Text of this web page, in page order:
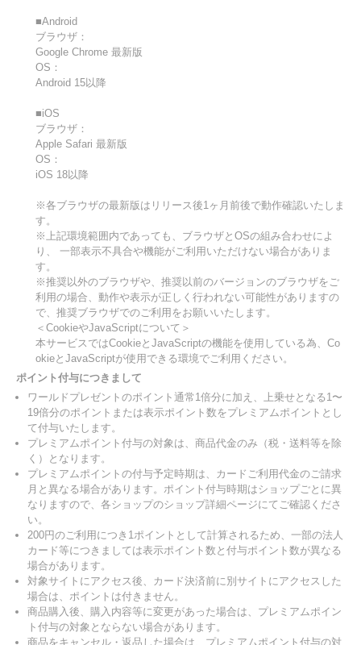
■Android
ブラウザ：
Google Chrome 最新版
OS：
Android 15以降
■iOS
ブラウザ：
Apple Safari 最新版
OS：
iOS 18以降
※各ブラウザの最新版はリリース後1ヶ月前後で動作確認いたしま
す。
※上記環境範囲内であっても、ブラウザとOSの組み合わせによ
り、 一部表示不具合や機能がご利用いただけない場合がありま
す。
※推奨以外のブラウザや、推奨以前のバージョンのブラウザをご
利用の場合、動作や表示が正しく行われない可能性がありますの
で、推奨ブラウザでのご利用をお願いいたします。
＜CookieやJavaScriptについて＞
本サービスではCookieとJavaScriptの機能を使用している為、Co
okieとJavaScriptが使用できる環境でご利用ください。
ポイント付与につきまして
ワールドプレゼントのポイント通常1倍分に加え、上乗せとなる1〜
19倍分のポイントまたは表示ポイント数をプレミアムポイントとし
て付与いたします。
プレミアムポイント付与の対象は、商品代金のみ（税・送料等を除
く）となります。
プレミアムポイントの付与予定時期は、カードご利用代金のご請求
月と異なる場合があります。ポイント付与時期はショップごとに異
なりますので、各ショップのショップ詳細ページにてご確認くださ
い。
200円のご利用につき1ポイントとして計算されるため、一部の法人
カード等につきましては表示ポイント数と付与ポイント数が異なる
場合があります。
対象サイトにアクセス後、カード決済前に別サイトにアクセスした
場合は、ポイントは付きません。
商品購入後、購入内容等に変更があった場合は、プレミアムポイン
ト付与の対象とならない場合があります。
商品をキャンセル・返品した場合は、プレミアムポイント付与の対